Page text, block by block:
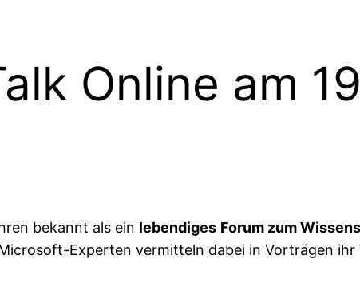
Online am
bekannt als ein lebendiges Forum zum
Experten vermitteln dabei in Vorträgen